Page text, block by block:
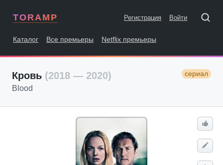
TORAMP Регистрация Войти
Каталог Все премьеры Netflix премьеры
Кровь (2018 — 2020) сериал
Blood